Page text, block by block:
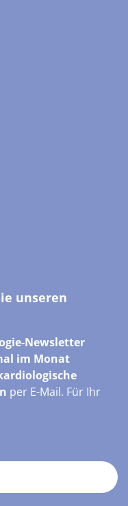
unseren
Newsletter
im Monat
per E-Mail. Für Ihr